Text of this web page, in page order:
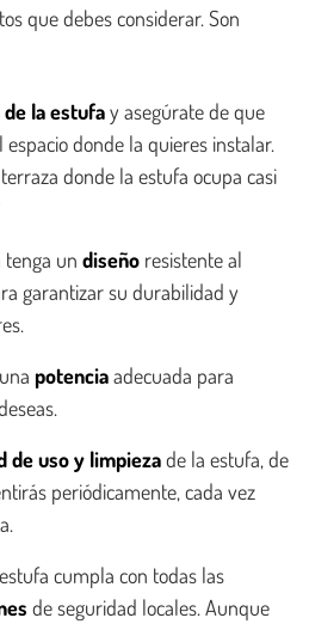
que debes considerar. Son
la estufay asegúrate de que
donde la quieres instalar.
donde la estufa ocupa casi
tenga un diseño resistente al
garantizar su durabilidad y
potenciaadecuada para
de uso y limpiezade la estufa, de
periódicamente, cada vez
cumpla con todas las
de seguridad locales. Aunque